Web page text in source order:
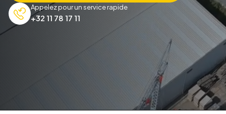
Appelez pour un service rapide
+32 11 78 17 11